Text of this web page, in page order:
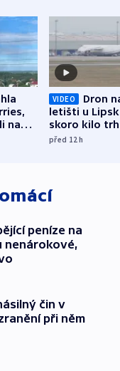
na
VIDEO
Dron
letišti u
skoro kilo
indicie
před 12h
peníze na
nenárokové,
čin v
při něm